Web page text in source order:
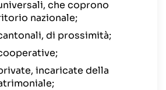
che coprono
nazionale;
di prossimità;
incaricate della